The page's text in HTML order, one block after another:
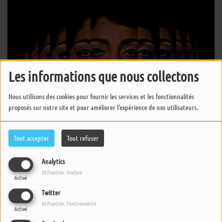
Les informations que nous collectons
Nous utilisons des cookies pour fournir les services et les fonctionnalités
proposés sur notre site et pour améliorer l'expérience de nos utilisateurs.
Tout accepter Tout refuser
Analytics
Activé
Utilisation: Analyse
Twitter
Activé
Utilisation: Fonctionnalité
ÉCOUTER LE PODCAST